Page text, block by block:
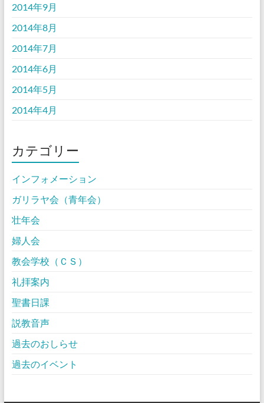
2014年9月
2014年8月
2014年7月
2014年6月
2014年5月
2014年4月
カテゴリー
インフォメーション
ガリラヤ会（青年会）
壮年会
婦人会
教会学校（ＣＳ）
礼拝案内
聖書日課
説教音声
過去のおしらせ
過去のイベント